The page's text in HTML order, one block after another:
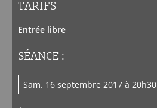
TARIFS
Entrée libre
SÉANCE :
sam. 16 septembre 2017 à 20h30